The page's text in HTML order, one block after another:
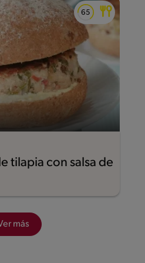
tilapia con salsa de
más